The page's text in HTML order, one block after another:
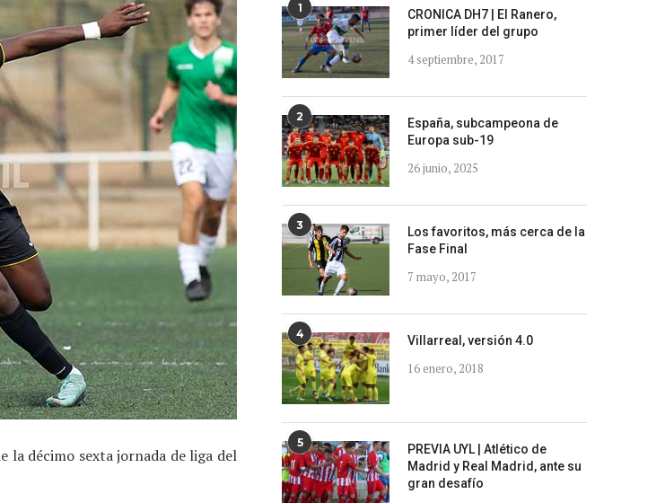
la décimo sexta jornada de liga del
1
CRONICA DH7 | El Ranero,
primer líder del grupo
4 septiembre, 2017
2
España, subcampeona de
Europa sub-19
26 junio, 2025
3
Los favoritos, más cerca de la
Fase Final
7 mayo, 2017
4 Villarreal, versión 4.0
16 enero, 2018
5
PREVIA UYL | Atlético de
Madrid y Real Madrid, ante su
gran desafío